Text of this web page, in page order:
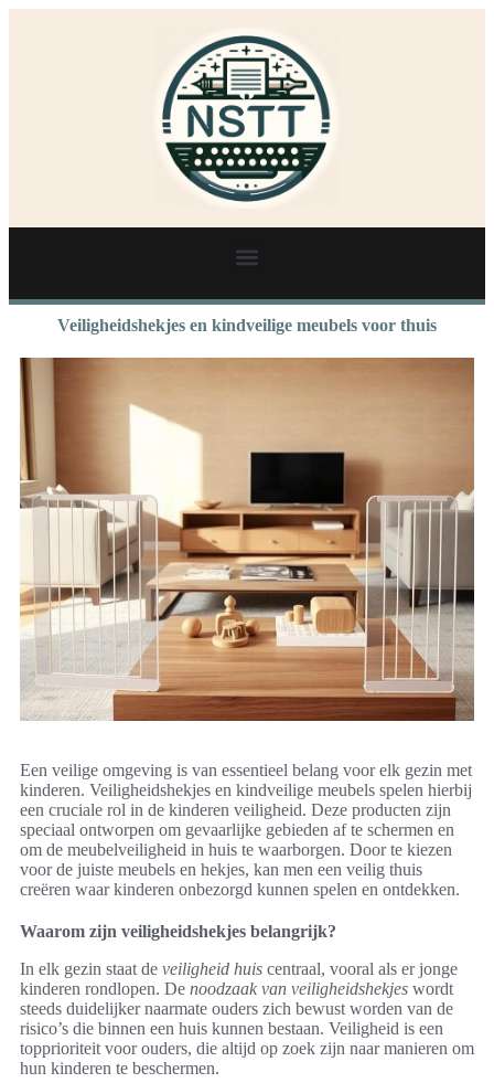
Veiligheidshekjes en kindveilige meubels voor thuis
Een veilige omgeving is van essentieel belang voor elk gezin met
kinderen. Veiligheidshekjes en kindveilige meubels spelen hierbij
een cruciale rol in de kinderen veiligheid. Deze producten zijn
speciaal ontworpen om gevaarlijke gebieden af te schermen en
om de meubelveiligheid in huis te waarborgen. Door te kiezen
voor de juiste meubels en hekjes, kan men een veilig thuis
creëren waar kinderen onbezorgd kunnen spelen en ontdekken.
Waarom zijn veiligheidshekjes belangrijk?
In elk gezin staat de veiligheid huis centraal, vooral als er jonge
kinderen rondlopen. De noodzaak van veiligheidshekjes wordt
steeds duidelijker naarmate ouders zich bewust worden van de
risico’s die binnen een huis kunnen bestaan. Veiligheid is een
topprioriteit voor ouders, die altijd op zoek zijn naar manieren om
hun kinderen te beschermen.